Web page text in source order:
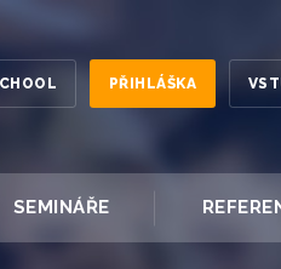
PŘIHLÁŠKA
SEMINÁŘE